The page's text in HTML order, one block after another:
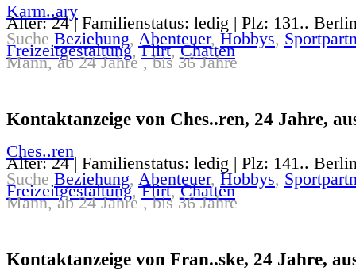
Karm..ary
Alter: 24 | Familienstatus: ledig | Plz: 131..
Suche Beziehung, Abenteuer, Hobbys,
Freizeitgestaltung,Flirt,Chatten
Mann, ab 24 Jahre , bis 36 Jahre
Kontaktanzeige von Ches..ren, 24 Jahre,
Ches..ren
Alter: 24 | Familienstatus: ledig | Plz: 141..
Suche Beziehung, Abenteuer, Hobbys,
Freizeitgestaltung,Flirt,Chatten
Mann, ab 24 Jahre , bis 36 Jahre
Kontaktanzeige von Fran..ske, 24 Jahre,